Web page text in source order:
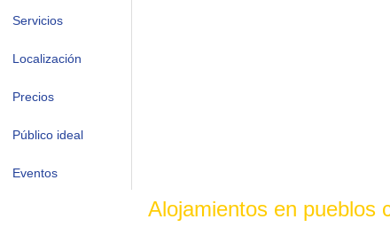
Servicios
Localización
Precios
Público ideal
Eventos
Alojamientos en pueblos